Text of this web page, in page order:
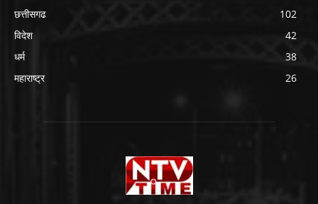
छत्तीसगढ
102
विदेश
42
धर्म
38
महाराष्ट्र
26